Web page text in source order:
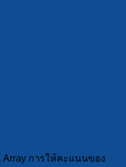
Array การให้คะแนนของ